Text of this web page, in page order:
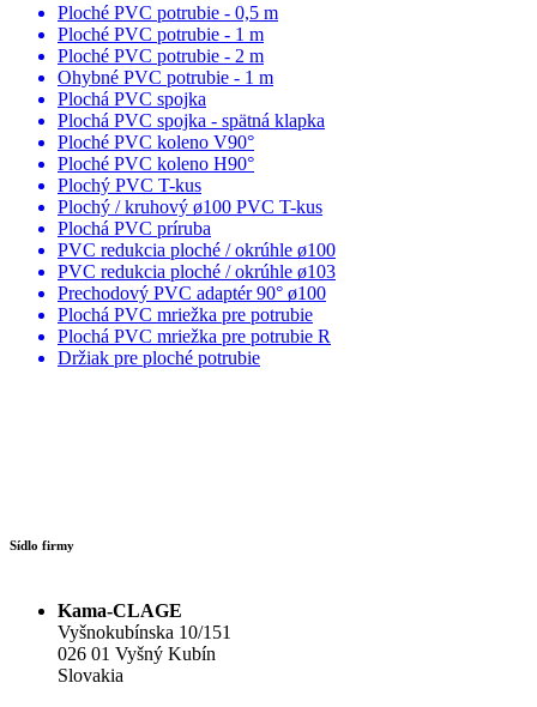
Ploché PVC potrubie - 0,5 m
Ploché PVC potrubie - 1 m
Ploché PVC potrubie - 2 m
Ohybné PVC potrubie - 1 m
Plochá PVC spojka
Plochá PVC spojka - spätná klapka
Ploché PVC koleno V90°
Ploché PVC koleno H90°
Plochý PVC T-kus
Plochý / kruhový ø100 PVC T-kus
Plochá PVC príruba
PVC redukcia ploché / okrúhle ø100
PVC redukcia ploché / okrúhle ø103
Prechodový PVC adaptér 90° ø100
Plochá PVC mriežka pre potrubie
Plochá PVC mriežka pre potrubie R
Držiak pre ploché potrubie
Sídlo firmy
Kama-CLAGE
Vyšnokubínska 10/151
026 01 Vyšný Kubín
Slovakia